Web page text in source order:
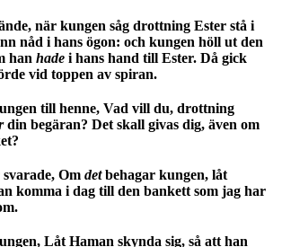
när kungen såg drottning Ester stå i
nåd i hans ögon: och kungen höll ut den
han hade i hans hand till Ester. Då gick
vid toppen av spiran.
till henne, Vad vill du, drottning
din begäran? Det skall givas dig, även om
Om detbehagar kungen, låt
komma i dag till den bankett som jag har
Låt Haman skynda sig, så att han